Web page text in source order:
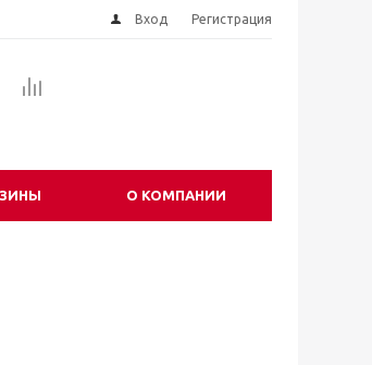
Вход Регистрация
О КОМПАНИИ